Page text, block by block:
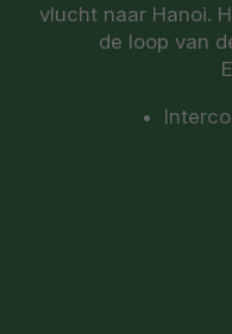
vlucht naar Hanoi.
de loop van